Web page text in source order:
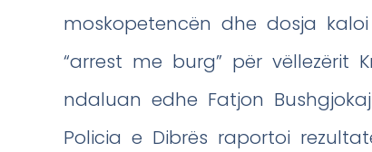
moskopetencën dhe dosja
“arrest me burg” për vëllezërit
ndaluan edhe Fatjon
Policia e Dibrës raportoi